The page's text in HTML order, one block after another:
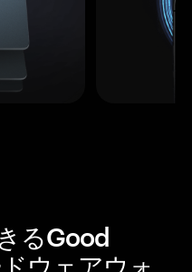
るGood
ウェアウォ